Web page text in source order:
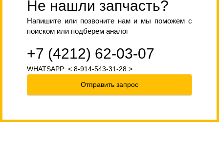
Не нашли запчасть?
Напишите или позвоните нам и мы поможем с
поиском или подберем аналог
+7 (4212) 62-03-07
WHATSAPP: < 8-914-543-31-28 >
Отправить запрос